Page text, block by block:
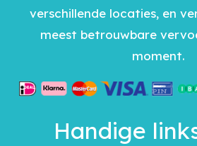
verschillende locaties, en
meest betrouwbare
moment.
Handige